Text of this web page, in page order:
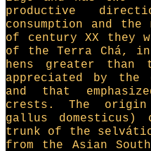
productive
consumption and
of century XX they
of the Terra Chá,
hens greater than
appreciated by
and that
crests. The
gallus domesticus)
trunk of the
from the Asian